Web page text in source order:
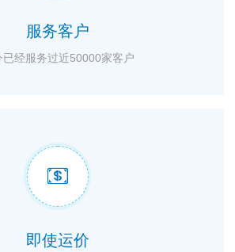
服务客户
已经服务过近50000家客户

即使运价